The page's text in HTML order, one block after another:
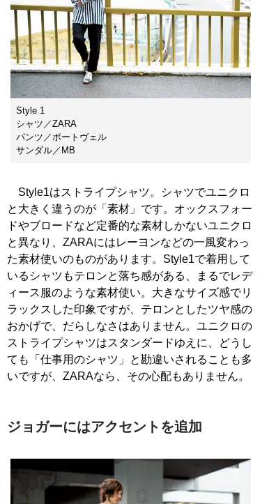
Style 1
シャツ／ZARA
パンツ／ポートヴェル
サンダル／MB
Style1はストライプシャツ。シャツでユニクロ
と大きく違うのが「素材」です。オックスフォー
ドやブロードなど定番的な素材しかないユニクロ
と異なり、ZARAにはレーヨンなどの一風変わっ
た素材使いのものがあります。Style1で着用して
いるシャツもテロンと落ち感がある、まるでレデ
ィース服のような素材使い。大きなサイズ感でリ
ラックスした印象ですが、テロンとしたツヤ感の
おかげで、だらしなさはありません。ユニクロの
ストライプシャツはスタンダードゆえに、どうし
ても「仕事用のシャツ」と勘違いされることも多
いですが、ZARAなら、その心配もありません。
ジョガーにはアクセントを追加